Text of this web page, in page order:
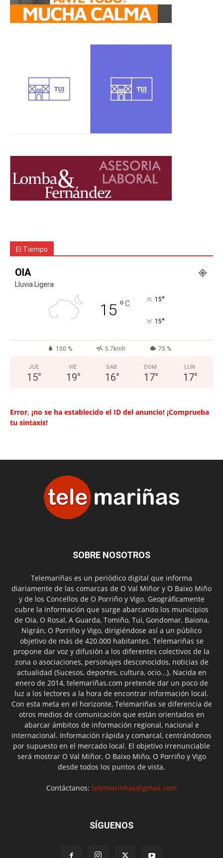
El Tiempo
OIA
Lluvia Ligera
15 °C 15°
15°
100 % 5.7kmh 75 %
JUE
15°
VIE
19°
SAB
16°
DOM
17°
LUN
17°
Error, ¡no se ha establecido el ID del anuncio! ¡Comprueba
tu sintaxis!
SOBRE NOSOTROS
Telemariñas es un periódico digital que informa
diariamente de las comarcas de O Val Miñor y O Baixo Miño
y de los Concellos de O Porriño y Vigo. Geográficamente
cubre la información que surge abarcando los municipios
de Oia, O Rosal, A Guarda, Tomiño, Tui, Gondomar, Baiona,
Nigrán, O Porriño y Vigo, dirigiéndose así a un público
objetivo de más de 420.000 habitantes. Telemariñas se
propone dar voz y difusión a los diferentes colectivos de la
zona o asociaciones, personajes desconocidos, noticias de
actualidad (Sucesos, deportes, cultura, ocio...). Nacida en
enero de 2014, telemariñas.com pretende dar un poco de
luz a los lectores a la hora de encontrar información local.
Con esta meta en el horizonte, Telemariñas se diferencia de
otros medios de comunicación que están orientados en
abarcar ámbitos de información regional, nacional e
internacional. Información rápida y comarcal, centrándonos
por supuesto en el mercado local. El objetivo irrenunciable
será mostrar O Val Miñor, O Baixo Miño, O Porriño y Vigo
desde todos los puntos de vista.
Contáctanos: telemarinhas@gmail.com
SÍGUENOS